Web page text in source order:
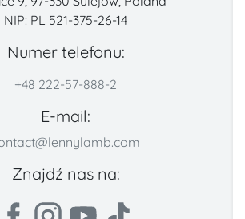
NIP: PL 521-375-26-14
Numer telefonu:
+48 222-57-888-2
E-mail:
Znajdź nas na: